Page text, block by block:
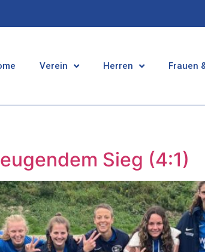
Verein Herren Frauen
Sieg (4:1)